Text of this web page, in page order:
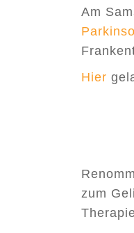
Am
Hier
zum